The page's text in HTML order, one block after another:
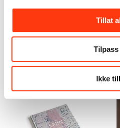
Tillat
Tilpass
Ikke
samtale med Tracey Emin
Tracey Emin / Edvard Munch